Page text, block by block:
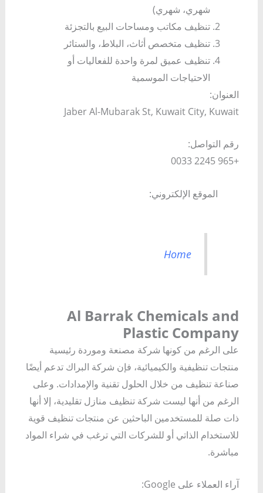
شهري، شهري)
تنظيف مكاتب ومساحات البيع بالتجزئة
تنظيف متخصص أثاث، البلاط، والستائر
تنظيف عميق لمرة واحدة للفعاليات أو
الاحتياجات الموسمية
العنوان:
Jaber Al-Mubarak St, Kuwait City, Kuwait
رقم التواصل:
الموقع الإلكتروني:
Home
Al Barrak Chemicals and
Plastic Company
على الرغم من كونها شركة مصنعة وموردة رئيسية
منتجات تنظيفية والكيميائية، فإن شركة البراك تدعم أيضًا
صناعة تنظيف من خلال الحلول تقنية والإمدادات. وعلى
الرغم من أنها ليست شركة تنظيف منازل تقليدية، إلا أنها
ذات صلة للمستخدمين الباحثين عن منتجات تنظيف قوية
للاستخدام الذاتي أو للشركات التي ترغب في شراء المواد
مباشرة.
آراء العملاء على Google: